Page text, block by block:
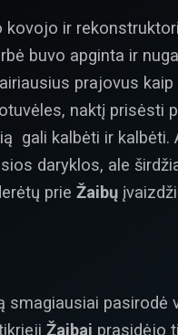
ir
buvo apginta ir
prajovus
naktį prisėsti
gali kalbėti ir kalbėti.
daryklos, ale
prie Žaibų
smagiausiai
Žaibai prasidėjo